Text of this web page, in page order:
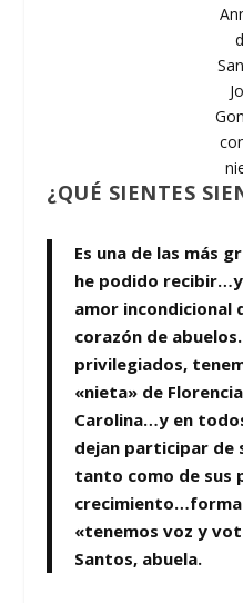
¿QUÉ SIENTES
Es una de las más
he podido
amor incondicional
corazón de
privilegiados,
«nieta» de
Carolina…y en
dejan participar de
tanto como de sus
«tenemos voz y
Santos, abuela.